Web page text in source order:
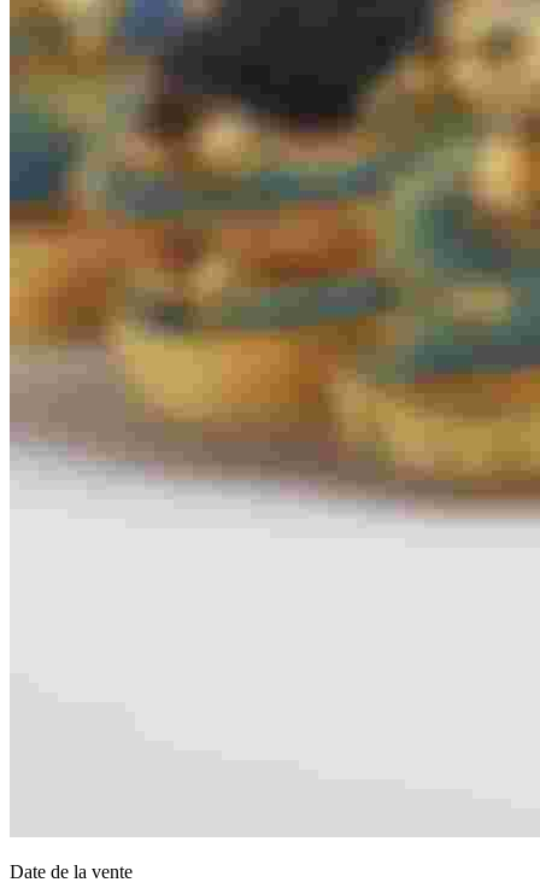
Date de la vente